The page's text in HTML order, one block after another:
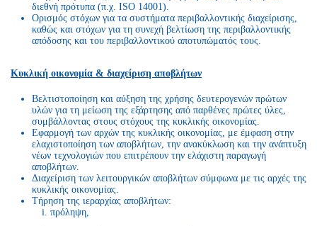
διεθνή πρότυπα (π.χ. ISO 14001).
Ορισμός στόχων για τα συστήματα περιβαλλοντικής διαχείρισης,
καθώς και στόχων για τη συνεχή βελτίωση της περιβαλλοντικής
απόδοσης και του περιβαλλοντικού αποτυπώματός τους.
Κυκλική οικονομία & διαχείριση αποβλήτων
Βελτιστοποίηση και αύξηση της χρήσης δευτερογενών πρώτων
υλών για τη μείωση της εξάρτησης από παρθένες πρώτες ύλες,
συμβάλλοντας στους στόχους της κυκλικής οικονομίας.
Εφαρμογή των αρχών της κυκλικής οικονομίας, με έμφαση στην
ελαχιστοποίηση των αποβλήτων, την ανακύκλωση και την ανάπτυξη
νέων τεχνολογιών που επιτρέπουν την ελάχιστη παραγωγή
αποβλήτων.
Διαχείριση των λειτουργικών αποβλήτων σύμφωνα με τις αρχές της
κυκλικής οικονομίας.
Τήρηση της ιεραρχίας αποβλήτων:
i. πρόληψη,